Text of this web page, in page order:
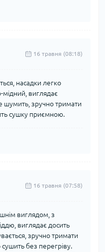
16 травня (08:18)
насадки легко
мідний, виглядає
шумить, зручно тримати
сушку приємною.
16 травня (07:58)
виглядом, з
виглядає досить
зручно тримати
без перегріву.